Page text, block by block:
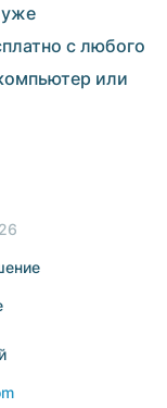
уже
с любого
или